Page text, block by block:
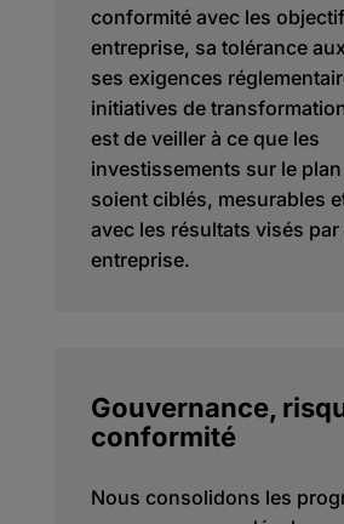
conformité avec les
entreprise, sa tolérance
ses exigences
initiatives de
est de veiller à ce que les
investissements sur le
soient ciblés, mesurables
avec les résultats visés
entreprise.
Gouvernance,
conformité
Nous consolidons les